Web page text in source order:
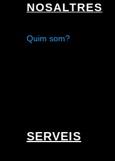
NOSALTRES
Quim som?
SERVEIS